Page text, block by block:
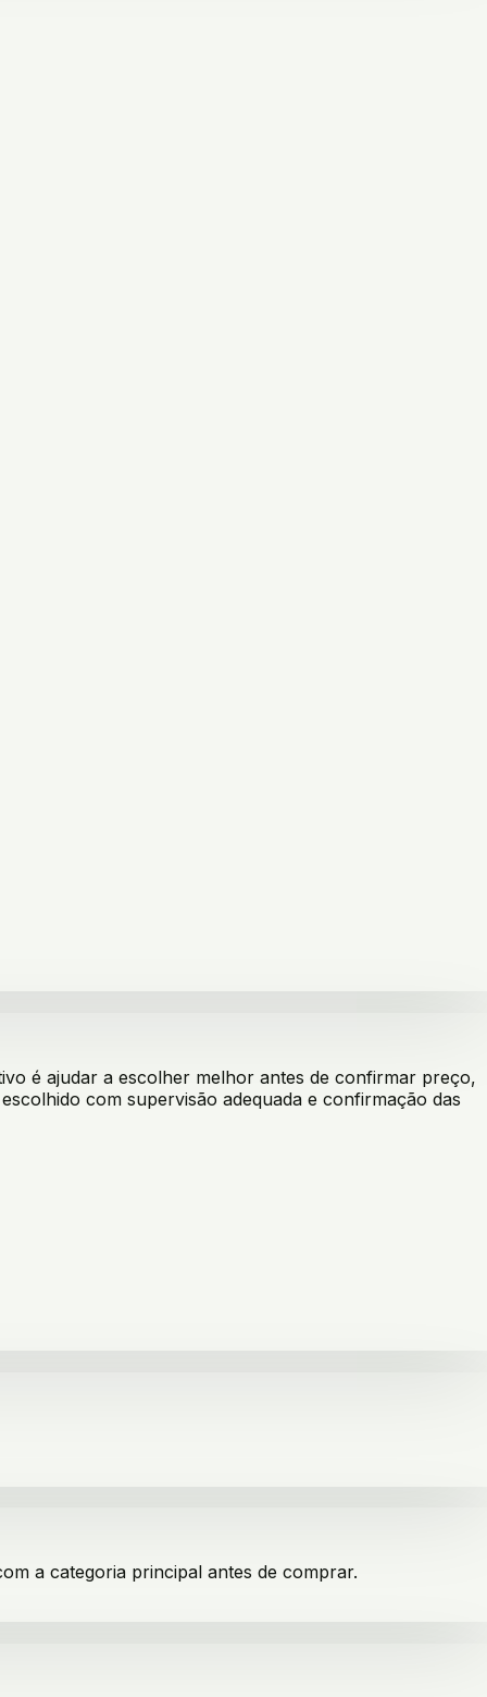
é ajudar a escolher melhor antes de confirmar preço,
com supervisão adequada e confirmação das
a categoria principal antes de comprar.